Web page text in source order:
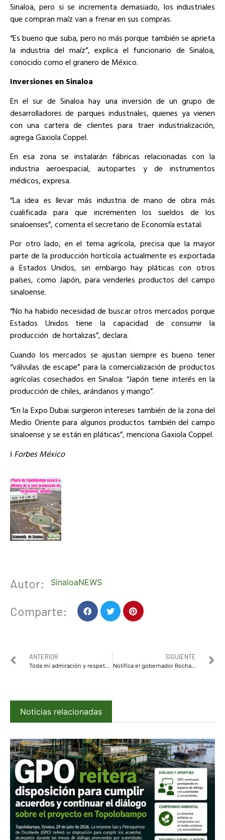
Sinaloa, pero si se incrementa demasiado, los industriales
que compran maíz van a frenar en sus compras.
“Es bueno que suba, pero no más porque también se aprieta
la industria del maíz”, explica el funcionario de Sinaloa,
conocido como el granero de México.
Inversiones en Sinaloa
En el sur de Sinaloa hay una inversión de un grupo de
desarrolladores de parques industriales, quienes ya vienen
con una cartera de clientes para traer industrialización,
agrega Gaxiola Coppel.
En esa zona se instalarán fábricas relacionadas con la
industria aeroespacial, autopartes y de instrumentos
médicos, expresa.
“La idea es llevar más industria de mano de obra más
cualificada para que incrementen los sueldos de los
sinaloenses”, comenta el secretario de Economía estatal.
Por otro lado, en el tema agrícola, precisa que la mayor
parte de la producción hortícola actualmente es exportada
a Estados Unidos, sin embargo hay pláticas con otros
países, como Japón, para venderles productos del campo
sinaloense.
“No ha habido necesidad de buscar otros mercados porque
Estados Unidos tiene la capacidad de consumir la
producción de hortalizas”, declara.
Cuando los mercados se ajustan siempre es bueno tener
“válvulas de escape” para la comercialización de productos
agrícolas cosechados en Sinaloa: “Japón tiene interés en la
producción de chiles, arándanos y mango”.
“En la Expo Dubai surgieron intereses también de la zona del
Medio Oriente para algunos productos también del campo
sinaloense y se están en pláticas”, menciona Gaxiola Coppel.
ℹ️ Forbes México
Autor: SinaloaNEWS
Comparte:
ANTERIOR
Toda mi admiración y respeto a las mujeres que son madres de familia: Gerardo Vargas Landeros
SIGUIENTE
Notifica el gobernador Rocha la remoción de Héctor Cuén al cargo de secretario de salud
Noticias relacionadas